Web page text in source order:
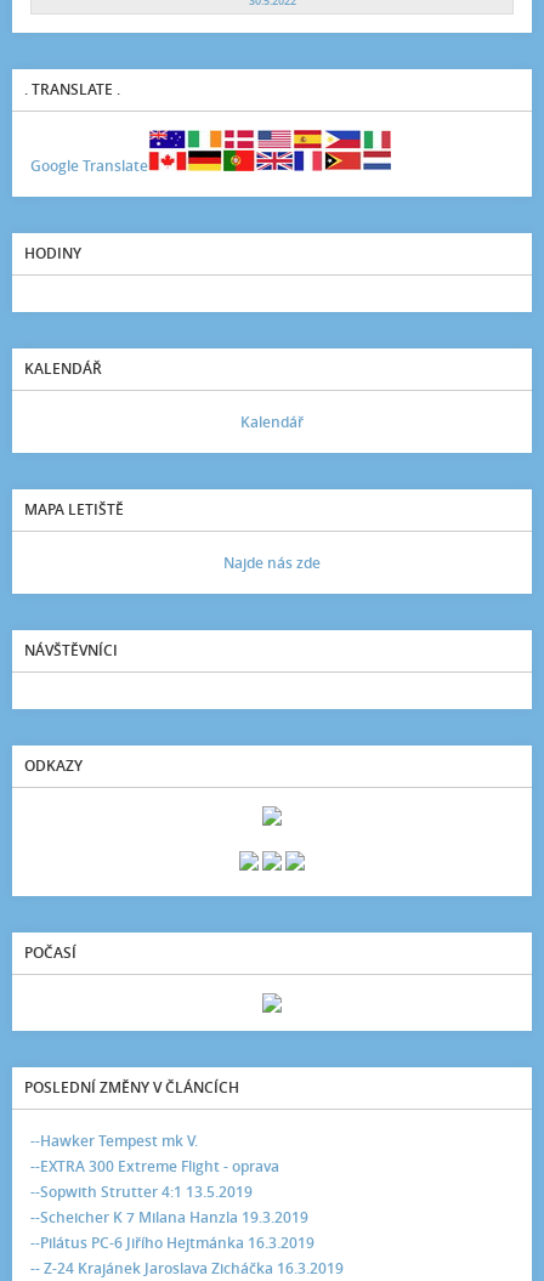
. TRANSLATE .
Google Translate
HODINY
KALENDÁŘ
Kalendář
MAPA LETIŠTĚ
Najde nás zde
NÁVŠTĚVNÍCI
ODKAZY
POČASÍ
POSLEDNÍ ZMĚNY V ČLÁNCÍCH
--Hawker Tempest mk V.
--EXTRA 300 Extreme Flight - oprava
--Sopwith Strutter 4:1 13.5.2019
--Scheicher K 7 Milana Hanzla 19.3.2019
--Pilátus PC-6 Jiřího Hejtmánka 16.3.2019
-- Z-24 Krajánek Jaroslava Zicháčka 16.3.2019